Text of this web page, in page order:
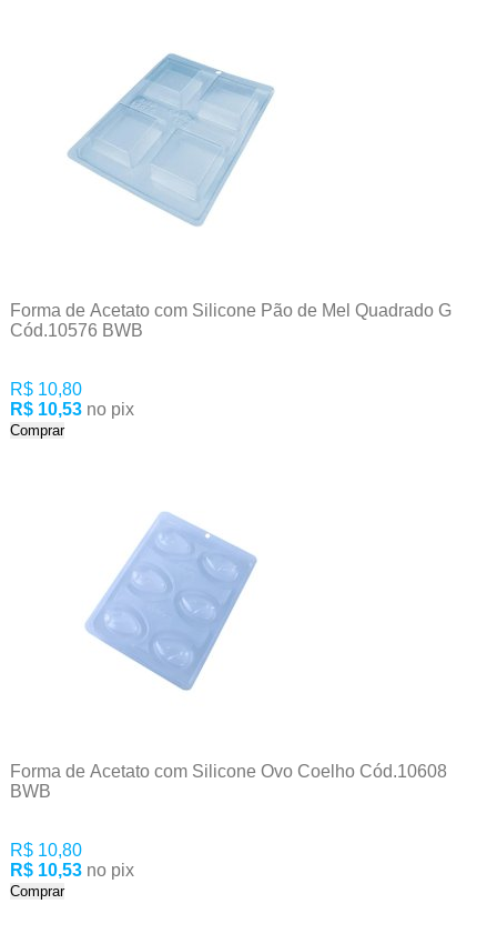
Forma de Acetato com Silicone Pão de Mel Quadrado G
Cód.10576 BWB
R$ 10,80
R$ 10,53
no pix
Comprar
Forma de Acetato com Silicone Ovo Coelho Cód.10608
BWB
R$ 10,80
R$ 10,53
no pix
Comprar